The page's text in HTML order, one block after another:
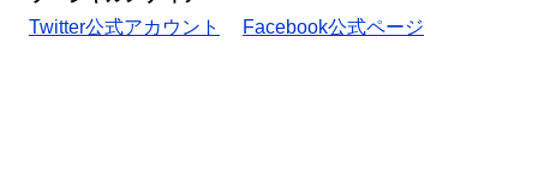
Twitter公式アカウント
Facebook公式ページ